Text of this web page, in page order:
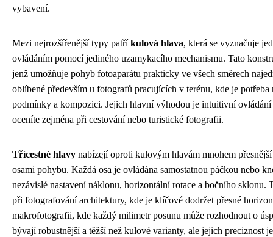
vybavení.
Mezi nejrozšířenější typy patříkulová hlava, která se vyznačuje
ovládáním pomocí jediného uzamykacího mechanismu. Tato
jenž umožňuje pohyb fotoaparátu prakticky ve všech směrech
oblíbené především u fotografů pracujících v terénu, kde je potřeba
podmínky a kompozici. Jejich hlavní výhodou je intuitivní
oceníte zejména při cestování nebo turistické fotografii.
Třícestné hlavy nabízejí oproti kulovým hlavám mnohem
osami pohybu. Každá osa je ovládána samostatnou páčkou nebo
nezávislé nastavení náklonu, horizontální rotace a bočního sklonu.
při fotografování architektury, kde je klíčové dodržet přesné
makrofotografii, kde každý milimetr posunu může rozhodnout o
bývají robustnější a těžší než kulové varianty, ale jejich preciznost